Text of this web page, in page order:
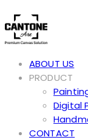
ABOUT US
PRODUCT
Digital
CONTACT